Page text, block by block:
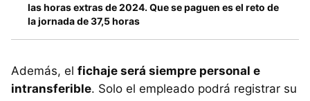
las horas extras de 2024. Que se paguen es el reto de
la jornada de 37,5 horas
Además, el fichaje será siempre personal e
intransferible. Solo el empleado podrá registrar su